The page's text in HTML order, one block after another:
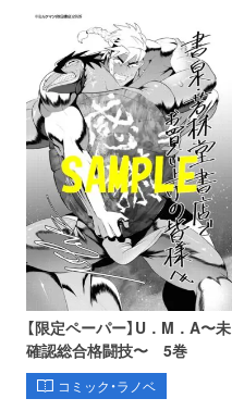
【限定ペーパー】U．M．A〜未
確認総合格闘技〜 5巻
コミック・ラノベ